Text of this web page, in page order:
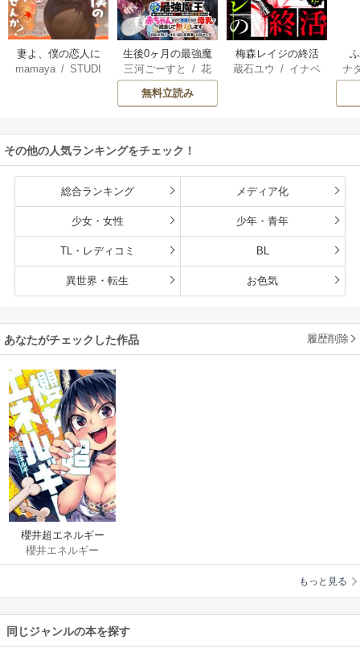
妻よ、僕の恋人に
なってくれません
mamaya/STUDI
生後0ヶ月の最強魔
王 食べるだけ強
くなるチート能力
持ち転生者だけど
雄たちの母乳で成
長して無双します
三河ごーすと /花
房雪/ マップ
無料立読み
梅森レイジの終活
蔵石ユウ / イナベ
ナ
その他の人気ランキングをチェック！
総合ランキング メディア化
少女・女性 少年・青年
TL・レディコミ BL
異世界・転生 お色気
あなたがチェックした作品 履歴削除
櫻井超エネルギー
櫻井エネルギー
もっと見る
同じジャンルの本を探す